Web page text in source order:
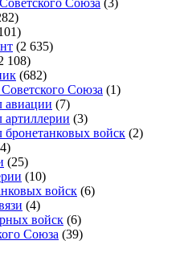
(2 635)
108)
(682)
Союза (1)
авиации (7)
(3)
войск (2)
(25)
(10)
войск (6)
(4)
войск (6)
Союза (39)